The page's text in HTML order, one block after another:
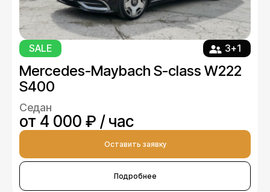
SALE 3+1
Mercedes-Maybach S-class W222
S400
Седан
от 4 000 ₽ / час
Оставить заявку
Подробнее